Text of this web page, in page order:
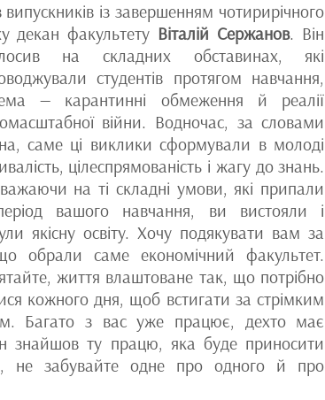
випускників із завершенням чотирирічного
декан факультету Віталій Сержанов. Він
на складних обставинах, які
студентів протягом навчання,
— карантинні обмеження й реалії
війни. Водночас, за словами
саме ці виклики сформували в молоді
цілеспрямованість і жагу до знань.
на ті складні умови, які припали
вашого навчання, ви вистояли і
якісну освіту. Хочу подякувати вам за
обрали саме економічний факультет.
життя влаштоване так, що потрібно
кожного дня, щоб встигати за стрімким
Багато з вас уже працює, дехто має
знайшов ту працю, яка буде приносити
не забувайте одне про одного й про